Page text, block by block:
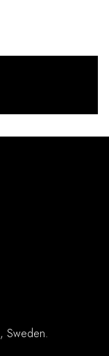
Sweden.